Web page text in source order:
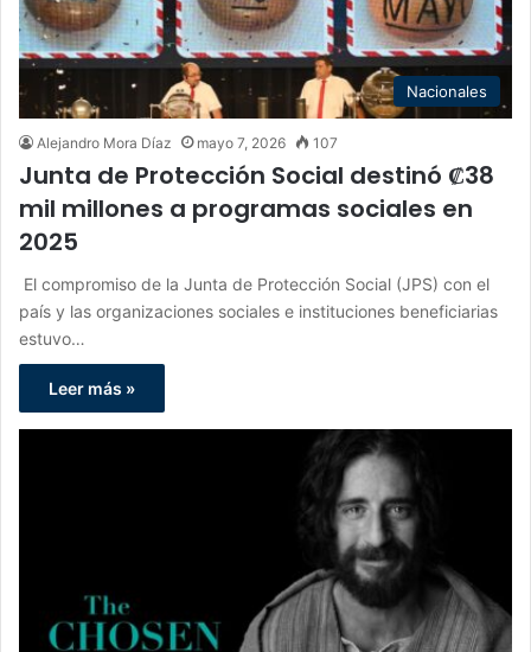
Nacionales
Alejandro Mora Díaz mayo 7, 2026 107
Junta de Protección Social destinó ₡38
mil millones a programas sociales en
2025
El compromiso de la Junta de Protección Social (JPS) con el
país y las organizaciones sociales e instituciones beneficiarias
estuvo…
Leer más »